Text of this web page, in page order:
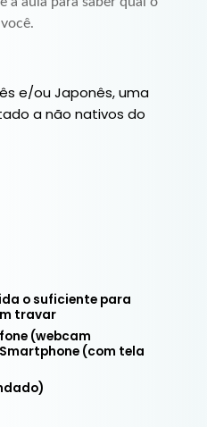
e/ou Japonês, uma
a não nativos do
o suficiente para
travar
(webcam
(com tela